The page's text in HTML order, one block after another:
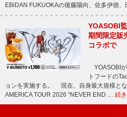
EBiDAN FUKUOKAの後藤陽向、佐多伊徳
YOASOBI
期間限定販
コラボで
YOASOBI
トフードの
ョンを実施する。 現在、自身最大規模と
AMERICA TOUR 2026 “NEVER END … 続